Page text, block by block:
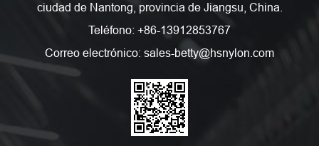
ciudad de Nantong, provincia de Jiangsu, China.
Teléfono: +86-13912853767
Correo electrónico: sales-betty@hsnylon.com